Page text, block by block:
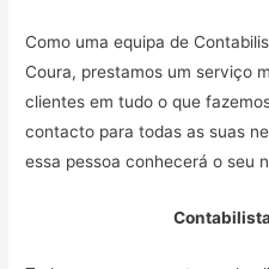
Como uma equipa de
Coura, prestamos um serviço
clientes em tudo o que
contacto para todas as suas
essa pessoa conhecerá o seu